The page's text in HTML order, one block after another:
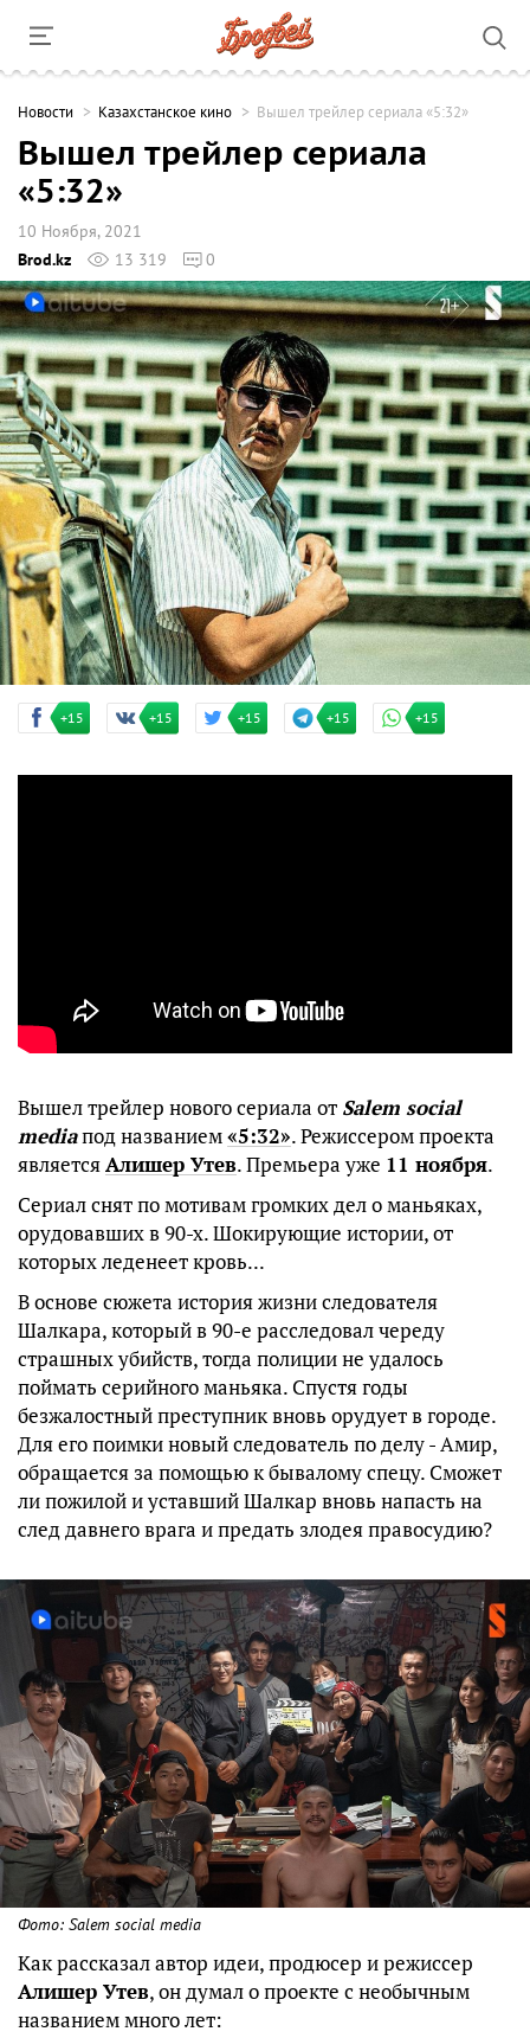
Новости Казахстанское кино Вышел трейлер сериала «5:32»
Вышел трейлер сериала
«5:32»
10 Ноября, 2021
Brod.kz
13 319 0
+15 +15 +15 +15 +15
Вышел трейлер нового сериала от Salem social
mediaпод названием«5:32». Режиссером проекта
являетсяАлишер Утев. Премьера уже 11 ноября.
Сериал снят по мотивам громких дел о маньяках,
орудовавших в 90-х. Шокирующие истории, от
которых леденеет кровь...
В основе сюжета история жизни следователя
Шалкара, который в 90-е расследовал череду
страшных убийств, тогда полиции не удалось
поймать серийного маньяка. Спустя годы
безжалостный преступник вновь орудует в городе.
Для его поимки новый следователь по делу - Амир,
обращается за помощью к бывалому спецу. Сможет
ли пожилой и уставший Шалкар вновь напасть на
след давнего врага и предать злодея правосудию?
Фото: Salem social media
Как рассказал автор идеи, продюсер и режиссер
Алишер Утев, он думал о проекте с необычным
названием много лет: